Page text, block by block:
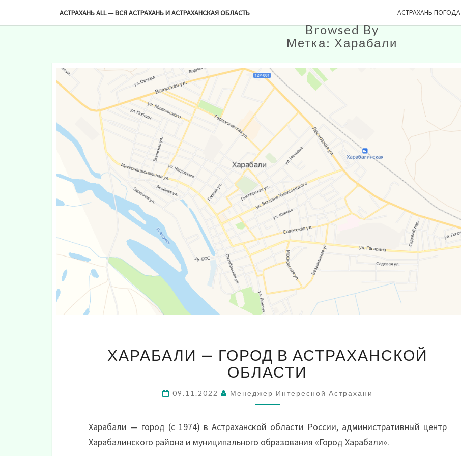
АСТРАХАНЬ ALL — ВСЯ АСТРАХАНЬ И АСТРАХАНСКАЯ ОБЛАСТЬ АСТРАХАНЬ ПОГОДА
Browsed By
Метка: Харабали
—
ГОРОД
В
АСТРАХАНСКОЙ
ОБЛАСТИ
ХАРАБАЛИ — ГОРОД В АСТРАХАНСКОЙ
ОБЛАСТИ
09.11.2022 Менеджер Интересной Астрахани
Харабали — город (с 1974) в Астраханской области России, административный центр
Харабалинского района и муниципального образования «Город Харабали».